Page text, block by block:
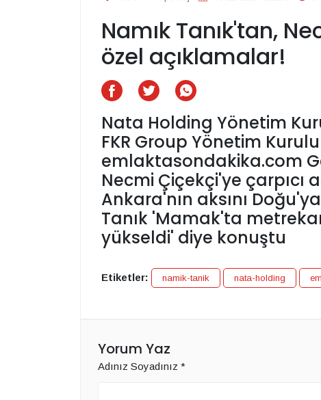
Namık Tanık'tan,
özel açıklamalar!
Nata Holding Yönetim
FKR Group Yönetim
emlaktasondakika.com
Necmi Çiçekçi'ye
Ankara'nın aksını
Tanık 'Mamak'ta
yükseldi' diye konuştu
Etiketler: namik-tanik nata-holding
Yorum Yaz
Adınız Soyadınız *